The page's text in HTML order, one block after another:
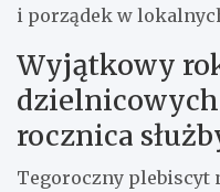
i porządek w
Wyjątkowy
rocznica
Tegoroczny plebiscyt